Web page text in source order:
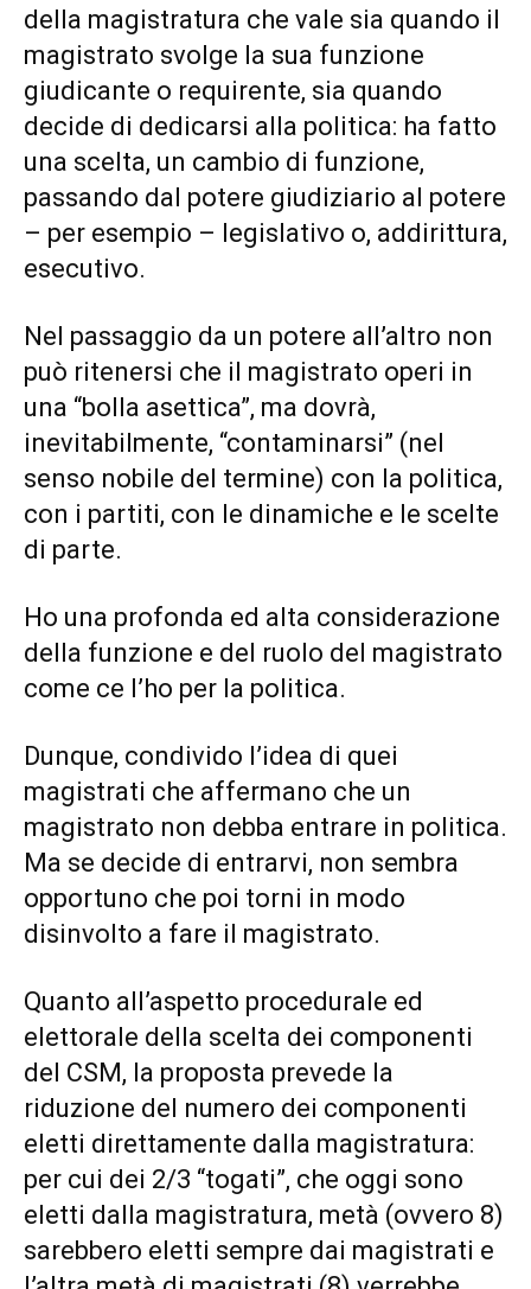
della magistratura che vale sia quando il
magistrato svolge la sua funzione
giudicante o requirente, sia quando
decide di dedicarsi alla politica: ha fatto
una scelta, un cambio di funzione,
passando dal potere giudiziario al potere
– per esempio – legislativo o, addirittura,
esecutivo.
Nel passaggio da un potere all’altro non
può ritenersi che il magistrato operi in
una “bolla asettica”, ma dovrà,
inevitabilmente, “contaminarsi” (nel
senso nobile del termine) con la politica,
con i partiti, con le dinamiche e le scelte
di parte.
Ho una profonda ed alta considerazione
della funzione e del ruolo del magistrato
come ce l’ho per la politica.
Dunque, condivido l’idea di quei
magistrati che affermano che un
magistrato non debba entrare in politica.
Ma se decide di entrarvi, non sembra
opportuno che poi torni in modo
disinvolto a fare il magistrato.
Quanto all’aspetto procedurale ed
elettorale della scelta dei componenti
del CSM, la proposta prevede la
riduzione del numero dei componenti
eletti direttamente dalla magistratura:
per cui dei 2/3 “togati”, che oggi sono
eletti dalla magistratura, metà (ovvero 8)
sarebbero eletti sempre dai magistrati e